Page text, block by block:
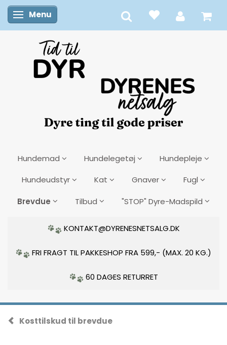
Skifte navigation
Menu
Hundemad Hundelegetøj Hundepleje
Hundeudstyr Kat Gnaver Fugl
Brevdue Tilbud "STOP" Dyre-Madspild
KONTAKT@DYRENESNETSALG.DK
FRI FRAGT TIL PAKKESHOP FRA 599,- (MAX. 20 KG.)
60 DAGES RETURRET
Kosttilskud til brevdue